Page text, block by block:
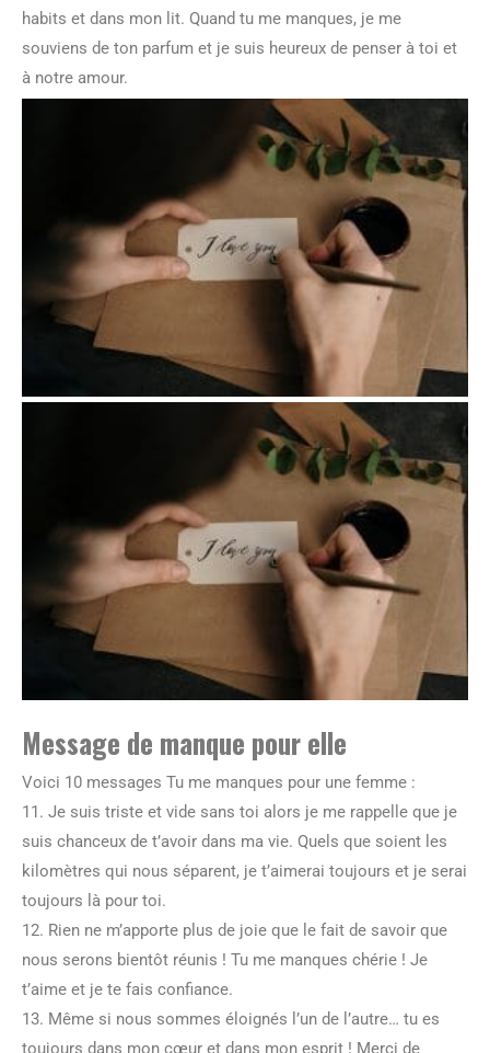
habits et dans mon lit. Quand tu me manques, je me
souviens de ton parfum et je suis heureux de penser à toi et
à notre amour.
Message de manque pour elle
Voici 10 messages Tu me manques pour une femme :
11. Je suis triste et vide sans toi alors je me rappelle que je
suis chanceux de t’avoir dans ma vie. Quels que soient les
kilomètres qui nous séparent, je t’aimerai toujours et je serai
toujours là pour toi.
12. Rien ne m’apporte plus de joie que le fait de savoir que
nous serons bientôt réunis ! Tu me manques chérie ! Je
t’aime et je te fais confiance.
13. Même si nous sommes éloignés l’un de l’autre… tu es
toujours dans mon cœur et dans mon esprit ! Merci de